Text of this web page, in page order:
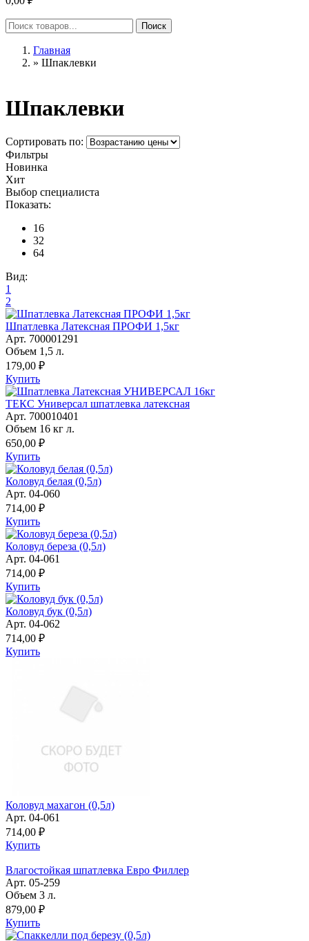
Главная
» Шпаклевки
Шпаклевки
Сортировать по:
Фильтры
Новинка
Хит
Выбор специалиста
Показать:
16
32
64
Вид:
1
2
Шпатлевка Латексная ПРОФИ 1,5кг
Арт. 700001291
Объем 1,5 л.
179,00 ₽
Купить
ТЕКС Универсал шпатлевка латексная
Арт. 700010401
Объем 16 кг л.
650,00 ₽
Купить
Коловуд белая (0,5л)
Арт. 04-060
714,00 ₽
Купить
Коловуд береза (0,5л)
Арт. 04-061
714,00 ₽
Купить
Коловуд бук (0,5л)
Арт. 04-062
714,00 ₽
Купить
Коловуд махагон (0,5л)
Арт. 04-061
714,00 ₽
Купить
Влагостойкая шпатлевка Евро Филлер
Арт. 05-259
Объем 3 л.
879,00 ₽
Купить